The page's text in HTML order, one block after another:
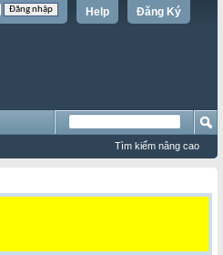
Đăng Ký
Help
Tìm kiếm nâng cao